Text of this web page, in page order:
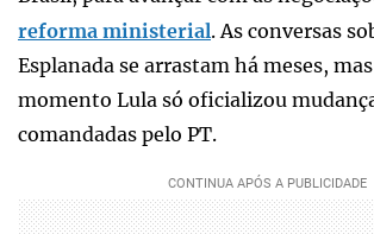
reforma ministerial. As conversas
Esplanada se arrastam há meses,
momento Lula só oficializou
comandadas pelo PT.